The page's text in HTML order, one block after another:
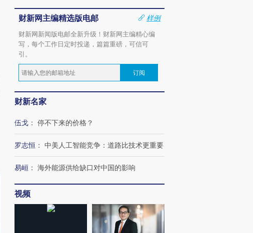
财新网主编精选版电邮
样例
财新网新闻版电邮全新升级！财新网主编精心编
写，每个工作日定时投递，篇篇重磅，可信可
引。
订阅
财新名家
伍戈 ： 停不下来的价格？
罗志恒 ： 中美人工智能竞争：道路比技术更重要
易峘 ： 海外能源供给缺口对中国的影响
视频